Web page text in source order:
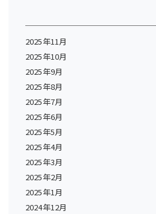
2025年11月
2025年10月
2025年9月
2025年8月
2025年7月
2025年6月
2025年5月
2025年4月
2025年3月
2025年2月
2025年1月
2024年12月